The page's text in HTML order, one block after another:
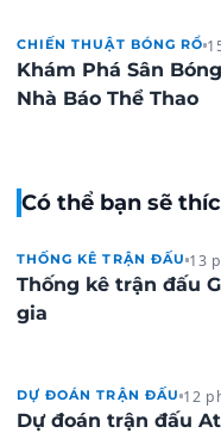
CHIẾN THUẬT BÓNG RỔ
Khám Phá Sân
Nhà Báo Thể Thao
Có thể bạn sẽ
THỐNG KÊ TRẬN ĐẤU 13
Thống kê trận đấu
gia
DỰ ĐOÁN TRẬN ĐẤU 12
Dự đoán trận đấu